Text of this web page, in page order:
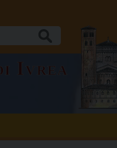
Ivrea